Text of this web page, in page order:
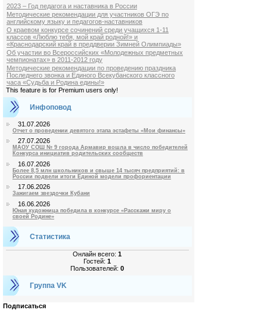
2023 – Год педагога и наставника в России
Методические рекомендации для участников ОГЭ по
английскому языку и педагогов-наставников
О краевом конкурсе сочинений среди учащихся 1-11
классов «Люблю тебя, мой край родной!» и
«Краснодарский край в преддверии Зимней Олимпиады»
Об участии во Всероссийских «Молодежных предметных
чемпионатах» в 2011-2012 году
Методические рекомендации по проведению праздника
Последнего звонка и Единого Всекубанского классного
часа «Судьба и Родина едины!»
This feature is for Premium users only!
Инфоповод
31.07.2026
Отчет о проведении девятого этапа эстафеты «Мои финансы»
27.07.2026
МАОУ СОШ № 9 города Армавир вошла в число победителей
Конкурса инициатив родительских сообществ
16.07.2026
Более 8,5 млн школьников и свыше 14 тысяч предприятий: в
России подвели итоги Единой модели профориентации
17.06.2026
Зажигаем звездочки Кубани
16.06.2026
Юная художница победила в конкурсе «Расскажи миру о
своей Родине»
Статистика
Онлайн всего:1
Гостей:1
Пользователей:0
Группа VK
Подписаться